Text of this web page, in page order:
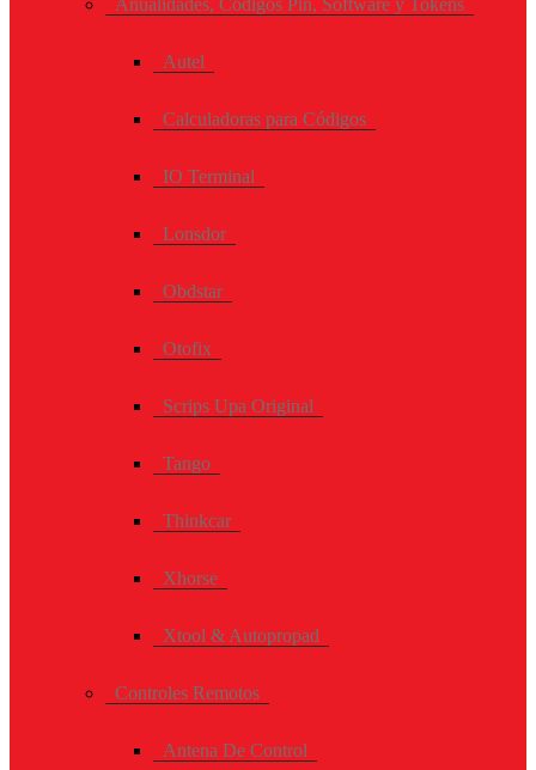
Autel
Calculadoras para Códigos
IO Terminal
Lonsdor
Obdstar
Otofix
Scrips Upa Original
Tango
Thinkcar
Xhorse
Xtool & Autopropad
Controles Remotos
Antena De Control